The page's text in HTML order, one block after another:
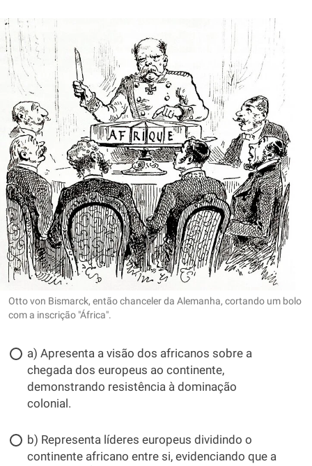
Otto von Bismarck, então chanceler da Alemanha, cortando um bolo
com a inscrição "África".
a) Apresenta a visão dos africanos sobre a
chegada dos europeus ao continente,
demonstrando resistência à dominação
colonial.
b) Representa líderes europeus dividindo o
continente africano entre si, evidenciando que a